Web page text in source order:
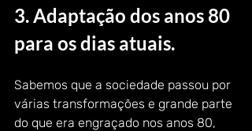
3. Adaptação dos anos 80
para os dias atuais.
Sabemos que a sociedade passou por
várias transformações e grande parte
do que era engraçado nos anos 80,